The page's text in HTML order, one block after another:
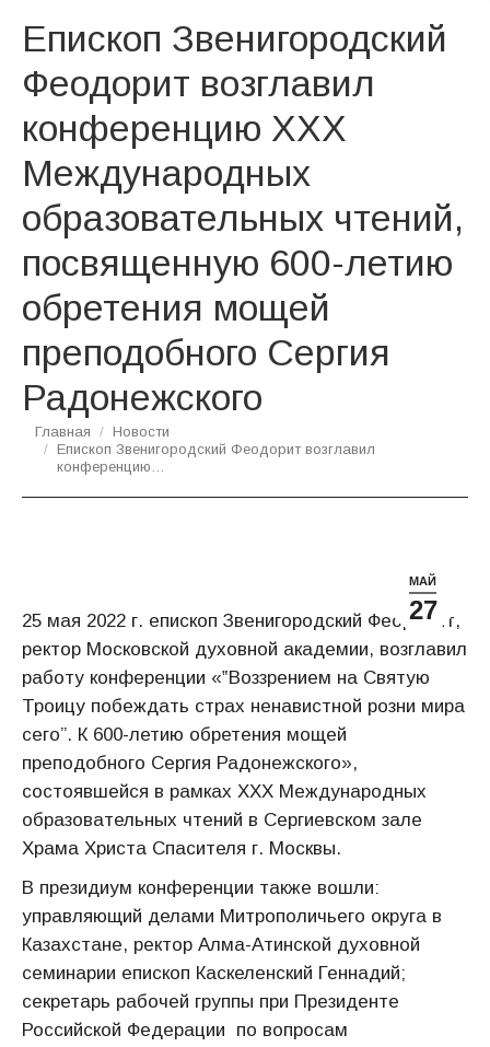
Епископ Звенигородский
Феодорит возглавил
конференцию ХХХ
Международных
образовательных чтений,
посвященную 600-летию
обретения мощей
преподобного Сергия
Радонежского
Вы здесь:
Главная
Новости
Епископ Звенигородский Феодорит возглавил
конференцию…
МАЙ
27
25 мая 2022 г. епископ Звенигородский Феодорит,
ректор Московской духовной академии, возглавил
работу конференции «‟Воззрением на Святую
Троицу побеждать страх ненавистной розни мира
сего”. К 600-летию обретения мощей
преподобного Сергия Радонежского»,
состоявшейся в рамках ХХХ Международных
образовательных чтений в Сергиевском зале
Храма Христа Спасителя г. Москвы.
В президиум конференции также вошли:
управляющий делами Митрополичьего округа в
Казахстане, ректор Алма-Атинской духовной
семинарии епископ Каскеленский Геннадий;
секретарь рабочей группы при Президенте
Российской Федерации по вопросам